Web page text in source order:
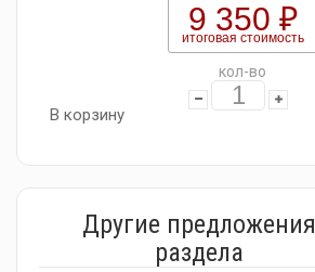
9 350 ₽
итоговая стоимость
кол-во
В корзину
Другие предложения
раздела